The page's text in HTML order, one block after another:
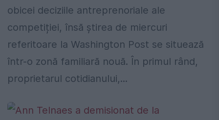
obicei deciziile antreprenoriale ale
competiției, însă știrea de miercuri
referitoare la Washington Post se situează
într-o zonă familiară nouă. În primul rând,
proprietarul cotidianului,...